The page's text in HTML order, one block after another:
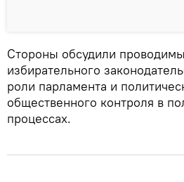
Стороны обсудили
избирательного
роли парламента и
общественного контроля в
процессах.